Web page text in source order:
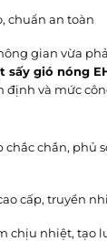
chuẩn an toàn
gian vừa
sấy gió nóng
định và mức
chắc chắn, phủ
cấp, truyền
chịu nhiệt, tạo